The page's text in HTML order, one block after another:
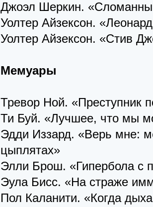
Джоэл Шеркин.
Уолтер Айзексон.
Уолтер Айзексон. «Стив
Мемуары
Тревор Ной. «Преступник
Ти Буй. «Лучшее, что мы
Эдди Иззард. «Верь мне:
цыплятах»
Элли Брош. «Гипербола с
Эула Бисс. «На страже
Пол Каланити. «Когда